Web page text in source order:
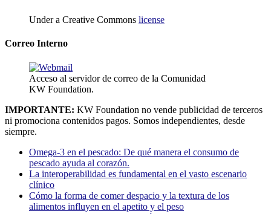
Under a Creative Commons license
Correo Interno
Acceso al servidor de correo de la Comunidad
KW Foundation.
IMPORTANTE: KW Foundation no vende publicidad de terceros
ni promociona contenidos pagos. Somos independientes, desde
siempre.
Omega-3 en el pescado: De qué manera el consumo de
pescado ayuda al corazón.
La interoperabilidad es fundamental en el vasto escenario
clínico
Cómo la forma de comer despacio y la textura de los
alimentos influyen en el apetito y el peso